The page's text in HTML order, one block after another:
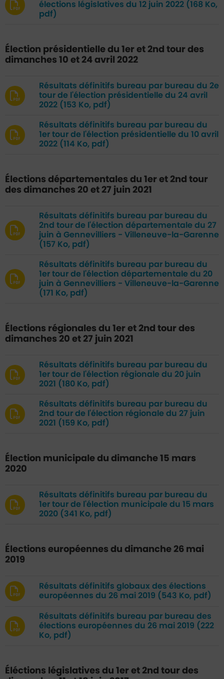
élections législatives du 12 juin 2022 (168 Ko,
pdf)
Élection présidentielle du 1er et 2nd tour des
dimanches 10 et 24 avril 2022
Résultats définitifs bureau par bureau du 2e
tour de l'élection présidentielle du 24 avril
2022 (153 Ko, pdf)
Résultats définitifs bureau par bureau du
1er tour de l'élection présidentielle du 10 avril
2022 (114 Ko, pdf)
Élections départementales du 1er et 2nd tour
des dimanches 20 et 27 juin 2021
Résultats définitifs bureau par bureau du
2nd tour de l'élection départementale du 27
juin à Gennevilliers - Villeneuve-la-Garenne
(157 Ko, pdf)
Résultats définitifs bureau par bureau du
1er tour de l'élection départementale du 20
juin à Gennevilliers - Villeneuve-la-Garenne
(171 Ko, pdf)
Élections régionales du 1er et 2nd tour des
dimanches 20 et 27 juin 2021
Résultats définitifs bureau par bureau du
1er tour de l'élection régionale du 20 juin
2021
(180 Ko, pdf)
Résultats définitifs bureau par bureau du
2nd tour de l'élection régionale du 27 juin
2021
(159 Ko, pdf)
Élection municipale du dimanche 15 mars
2020
Résultats définitifs bureau par bureau du
1er tour de l'élection municipale du 15 mars
2020 (341 Ko, pdf)
Élections européennes du dimanche 26 mai
2019
Résultats définitifs globaux des élections
européennes du 26 mai 2019 (543 Ko, pdf)
Résultats définitifs bureau par bureau des
élections européennes du 26 mai 2019 (222
Ko, pdf)
Éléctions législatives du 1er et 2nd tour des